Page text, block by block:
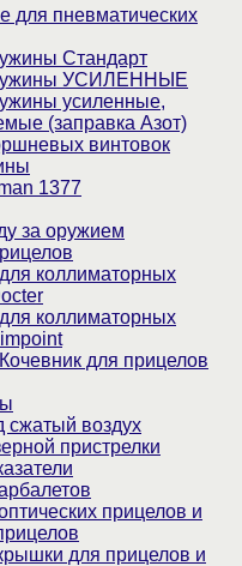
для пневматических
Стандарт
УСИЛЕННЫЕ
усиленные,
(заправка Азот)
винтовок
1377
за оружием
коллиматорных
коллиматорных
для прицелов
сжатый воздух
пристрелки
прицелов и
для прицелов и